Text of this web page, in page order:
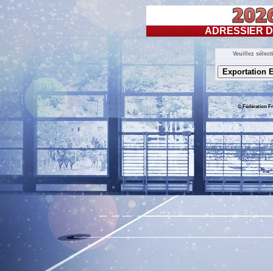
ADRESSIER
Veuillez
© Fédération